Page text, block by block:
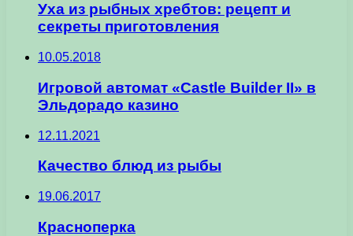
Уха из рыбных хребтов: рецепт и
секреты приготовления
10.05.2018
Игровой автомат «Castle Builder II» в
Эльдорадо казино
12.11.2021
Качество блюд из рыбы
19.06.2017
Красноперка